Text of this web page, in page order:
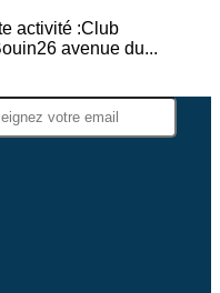
activité :Club
avenue du...